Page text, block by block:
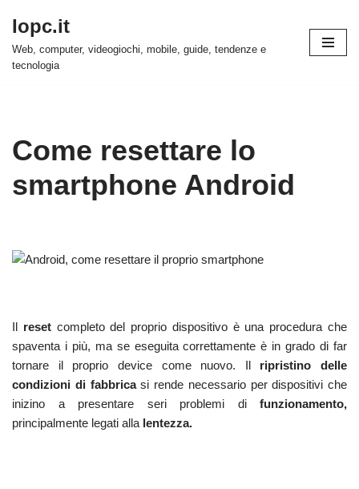
Vai
al
Iopc.it
Web, computer, videogiochi, mobile, guide, tendenze e
tecnologia
Come resettare lo
smartphone Android
Il resetcompleto del proprio dispositivo è una procedura che
spaventa i più, ma se eseguita correttamente è in grado di far
tornare il proprio device come nuovo. Il ripristino delle
condizioni di fabbricasi rende necessario per dispositivi che
inizino a presentare seri problemi di funzionamento,
principalmente legati alla lentezza.